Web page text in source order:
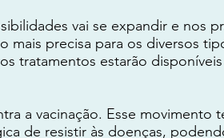
vai se expandir e nos
precisa para os diversos
tratamentos estarão
a vacinação. Esse movimento
de resistir às doenças,